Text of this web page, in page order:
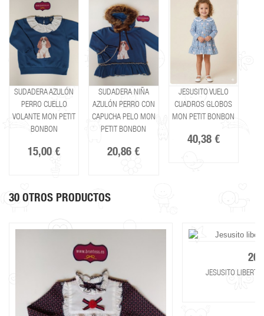
SUDADERA AZULÓN
PERRO CUELLO
VOLANTE MON PETIT
BONBON
15,00 €
SUDADERA NIÑA
AZULÓN PERRO CON
CAPUCHA PELO MON
PETIT BONBON
20,86 €
JESUSITO VUELO
CUADROS GLOBOS
MON PETIT BONBON
40,38 €
30 OTROS PRODUCTOS
JESUSITO